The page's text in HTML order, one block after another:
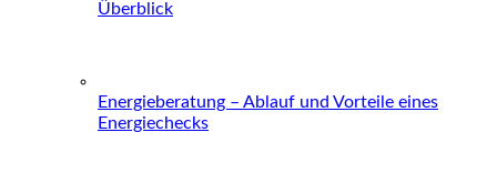
Überblick
Energieberatung – Ablauf und Vorteile eines
Energiechecks